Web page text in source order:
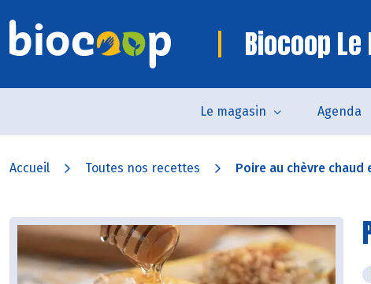
Biocoop Le
Le magasin Agenda
Accueil Toutes nos recettes Poire au chèvre chaud